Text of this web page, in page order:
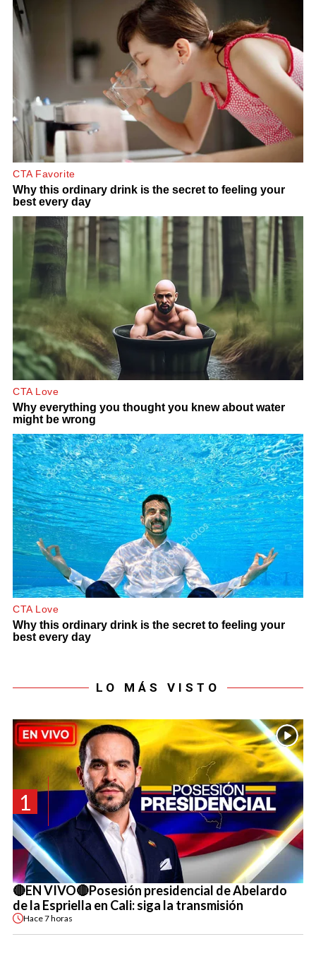
LO MÁS VISTO
1
🔴EN VIVO🔴Posesión presidencial de Abelardo
de la Espriella en Cali: siga la transmisión
Hace7 horas